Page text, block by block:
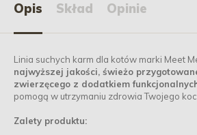
Opis Skład Opinie
Linia suchych karm dla kotów marki Meet
najwyższej jakości, świeżo
zwierzęcego z dodatkiem
pomogą w utrzymaniu zdrowia Twojego
Zalety produktu: